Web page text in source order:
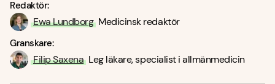
Redaktör:
Ewa Lundborg Medicinsk redaktör
Granskare:
Filip Saxena Leg läkare, specialist i allmänmedicin